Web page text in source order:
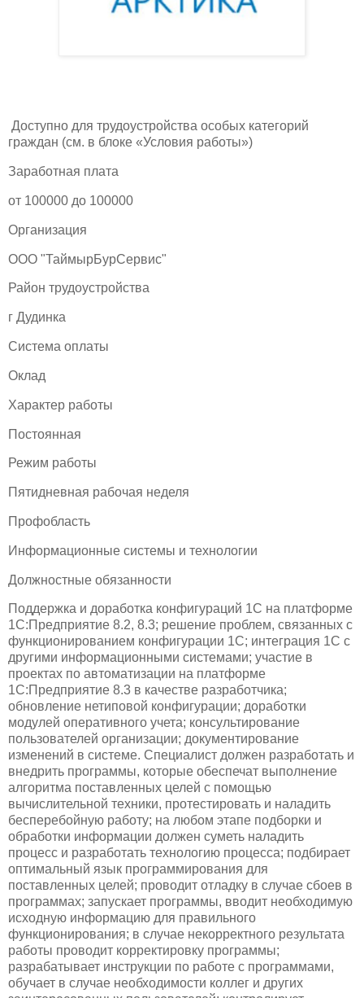
Доступно для трудоустройства особых категорий
граждан (см. в блоке «Условия работы»)
Заработная плата
от 100000 до 100000
Организация
ООО "ТаймырБурСервис"
Район трудоустройства
г Дудинка
Система оплаты
Оклад
Характер работы
Постоянная
Режим работы
Пятидневная рабочая неделя
Профобласть
Информационные системы и технологии
Должностные обязанности
Поддержка и доработка конфигураций 1С на платформе
1С:Предприятие 8.2, 8.3; решение проблем, связанных с
функционированием конфигурации 1С; интеграция 1С с
другими информационными системами; участие в
проектах по автоматизации на платформе
1С:Предприятие 8.3 в качестве разработчика;
обновление нетиповой конфигурации; доработки
модулей оперативного учета; консультирование
пользователей организации; документирование
изменений в системе. Специалист должен разработать и
внедрить программы, которые обеспечат выполнение
алгоритма поставленных целей с помощью
вычислительной техники, протестировать и наладить
бесперебойную работу; на любом этапе подборки и
обработки информации должен суметь наладить
процесс и разработать технологию процесса; подбирает
оптимальный язык программирования для
поставленных целей; проводит отладку в случае сбоев в
программах; запускает программы, вводит необходимую
исходную информацию для правильного
функционирования; в случае некорректного результата
работы проводит корректировку программы;
разрабатывает инструкции по работе с программами,
обучает в случае необходимости коллег и других